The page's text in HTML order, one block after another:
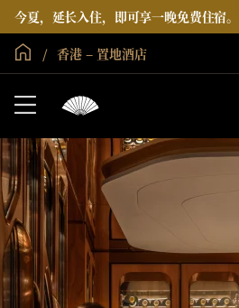
今夏，延长入住，即可享一晚免费住宿。
全球首页
香港 – 置地酒店